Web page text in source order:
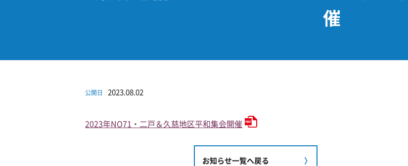
催
公開日 2023.08.02
2023年NO71・二戸＆久慈地区平和集会開催
お知らせ一覧へ戻る